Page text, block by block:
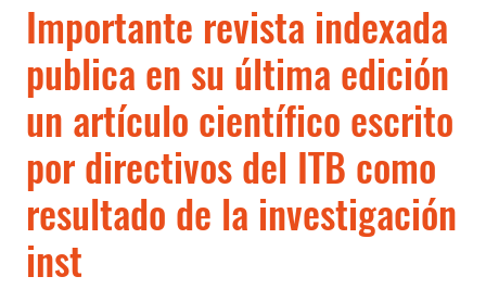
Importante revista indexada
publica en su última edición
un artículo científico escrito
por directivos del ITB como
resultado de la investigación
inst